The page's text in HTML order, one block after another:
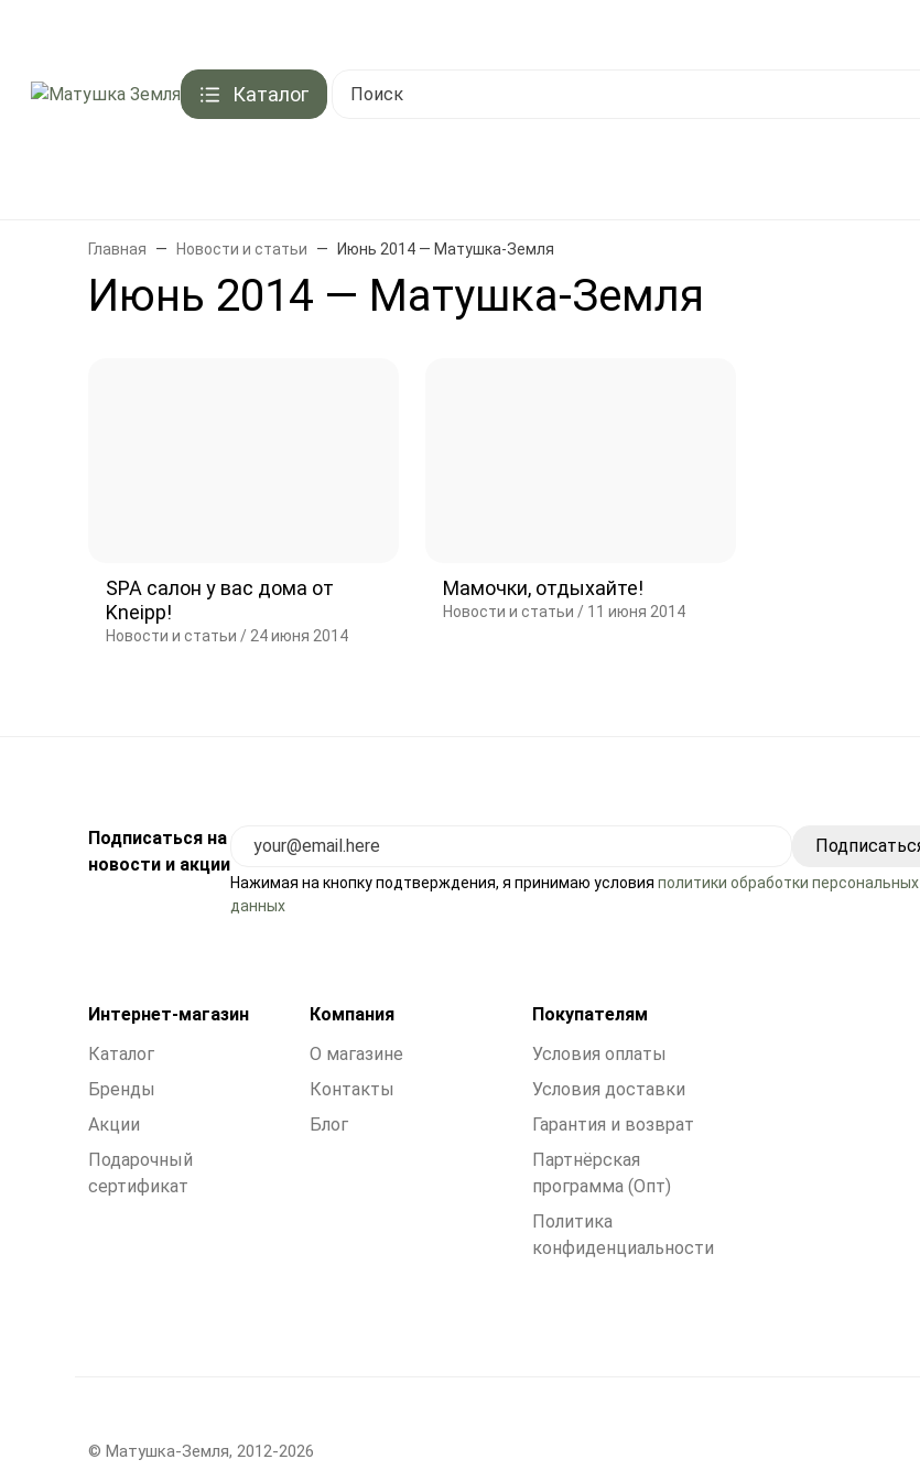
Каталог
Главная Новости и статьи Июнь 2014 — Матушка-Земля
Июнь 2014 — Матушка-Земля
SPA салон у вас дома от
Kneipp!
Новости и статьи / 24 июня 2014
Мамочки, отдыхайте!
Новости и статьи / 11 июня 2014
Подписаться на
новости и акции
Нажимая на кнопку подтверждения, я принимаю условия политики обработки персональных
данных
Интернет-магазин
Каталог
Бренды
Акции
Подарочный
сертификат
Компания
О магазине
Контакты
Блог
Покупателям
Условия оплаты
Условия доставки
Гарантия и возврат
Партнёрская
программа (Опт)
Политика
конфиденциальности
© Матушка-Земля, 2012-2026